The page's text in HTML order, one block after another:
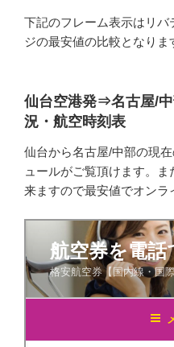
下記のフレーム表示はリ
ジの最安値の比較となりま
仙台空港発⇒名古屋/
況・航空時刻表
仙台から名古屋/中部の現
ュールがご覧頂けます。
来ますので最安値でオンラ